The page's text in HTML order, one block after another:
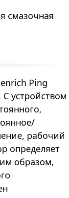
смазочная
Ping
устройством
рабочий
определяет
образом,